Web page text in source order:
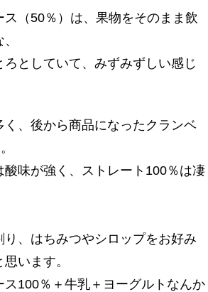
ス（50％）は、果物をそのまま飲
としていて、みずみずしい感じ
く、後から商品になったクランベ
酸味が強く、ストレート100％は凄
り、はちみつやシロップをお好み
います。
ス100％＋牛乳＋ヨーグルトなんか